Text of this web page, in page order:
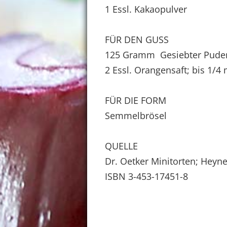
1 Essl. Kakaopulver
FÜR DEN GUSS
125 Gramm Gesiebter
2 Essl. Orangensaft; bis 1/4
FÜR DIE FORM
Semmelbrösel
QUELLE
Dr. Oetker Minitorten; Heyne
ISBN 3-453-17451-8